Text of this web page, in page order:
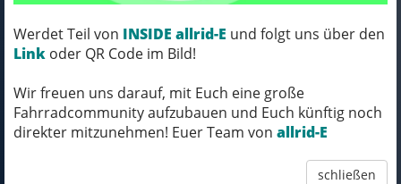
Werdet Teil von INSIDE allrid-E und folgt uns über den
Link oder QR Code im Bild!
Wir freuen uns darauf, mit Euch eine große
Fahrradcommunity aufzubauen und Euch künftig noch
direkter mitzunehmen! Euer Team von allrid-E
schließen
ABHOLUNG IN NORTORF!
3.999,00 EUR